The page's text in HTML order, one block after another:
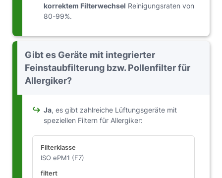
korrektem Filterwechsel Reinigungsraten von
80-99%.
Gibt es Geräte mit integrierter
Feinstaubfilterung bzw. Pollenfilter für
Allergiker?
↪ Ja, es gibt zahlreiche Lüftungsgeräte mit
speziellen Filtern für Allergiker:
ISO ePM1 (F7)